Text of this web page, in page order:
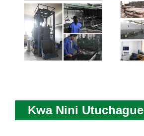
Kwa Nini Utuchague